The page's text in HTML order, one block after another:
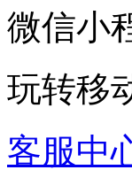
微信小
玩转移
客服中